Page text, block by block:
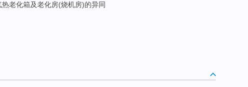
老化箱及老化房(烧机房)的异同